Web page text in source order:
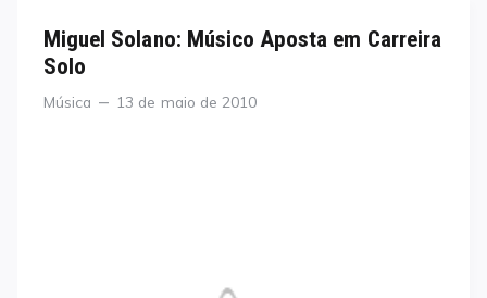
Miguel Solano: Músico Aposta em Carreira
Solo
Categories
Música
Posted
13 de maio de 2010